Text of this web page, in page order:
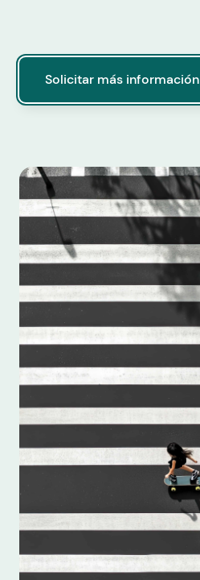
Solicitar más información
Solicitar más información